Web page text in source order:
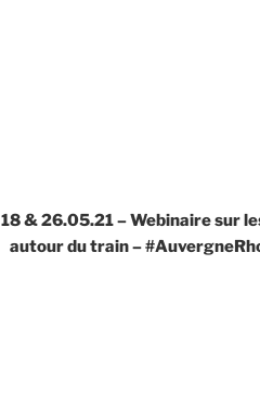
18 & 26.05.21 – Webinaire sur
autour du train –